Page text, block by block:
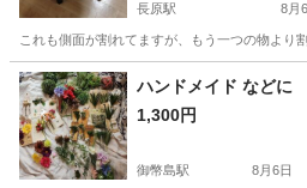
長原駅 8月
これも側面が割れてますが、もう一つの物より
大阪 大阪市 長原駅 照明器具
ハンドメイド などに
1,300円
御幣島駅 8月6日